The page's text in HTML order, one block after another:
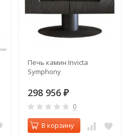
Печь камин Invicta
Symphony
298 956 ₽
0
В корзину